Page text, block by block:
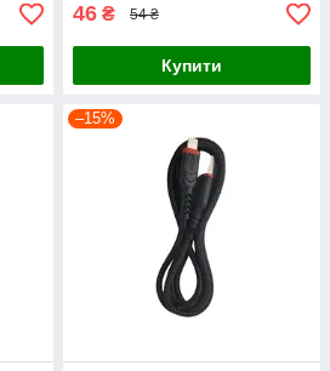
46 ₴ 54 ₴
Купити
–15%